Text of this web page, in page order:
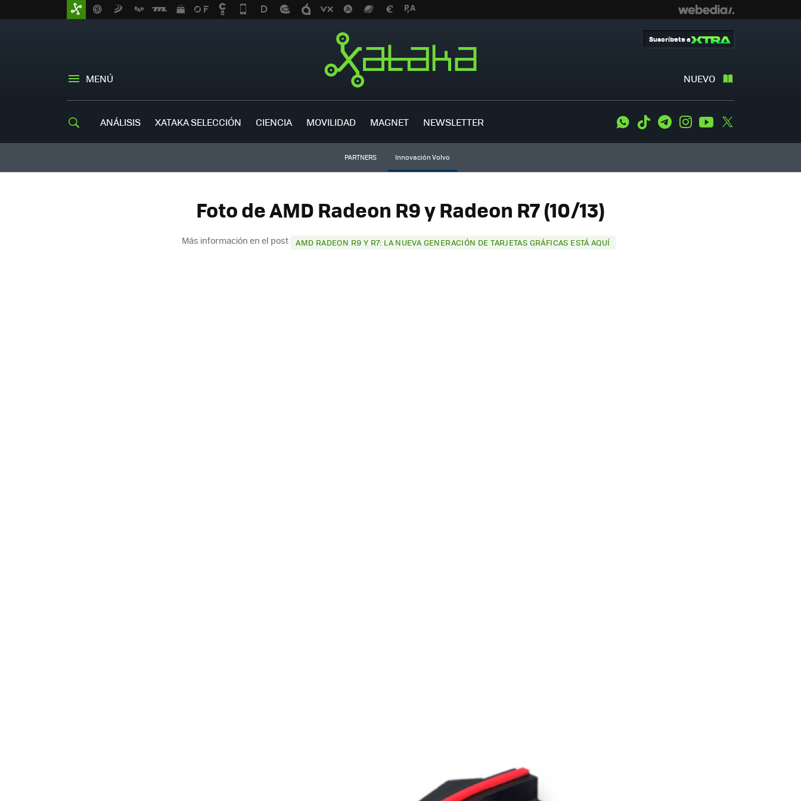
MENÚ NUEVO
Suscríbete a
ANÁLISIS XATAKA SELECCIÓN CIENCIA MOVILIDAD MAGNET NEWSLETTER WhatsApp
Tiktok TelegramInstagramYoutube
PARTNERS Innovación Volvo
Foto de AMD Radeon R9 y Radeon R7 (10/13)
Más información en el post AMD RADEON R9 Y R7: LA NUEVA GENERACIÓN DE TARJETAS GRÁFICAS ESTÁ AQUÍ